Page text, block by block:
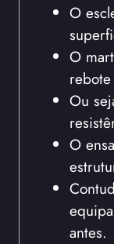
O
O
Ou
O
antes.